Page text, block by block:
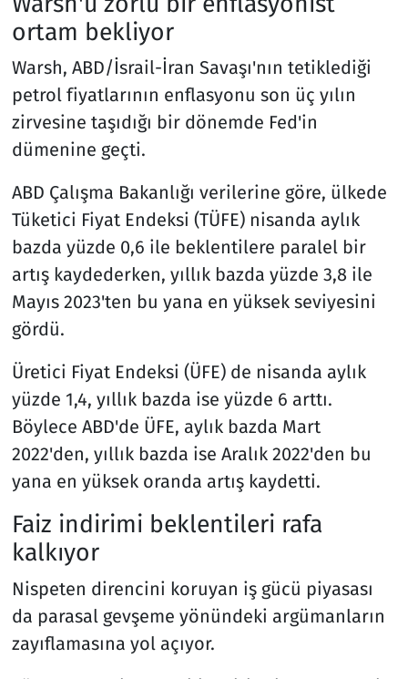
ortam bekliyor
Warsh, ABD/İsrail-İran Savaşı'nın tetiklediği
petrol fiyatlarının enflasyonu son üç yılın
zirvesine taşıdığı bir dönemde Fed'in
dümenine geçti.
ABD Çalışma Bakanlığı verilerine göre, ülkede
Tüketici Fiyat Endeksi (TÜFE) nisanda aylık
bazda yüzde 0,6 ile beklentilere paralel bir
artış kaydederken, yıllık bazda yüzde 3,8 ile
Mayıs 2023'ten bu yana en yüksek seviyesini
gördü.
Üretici Fiyat Endeksi (ÜFE) de nisanda aylık
yüzde 1,4, yıllık bazda ise yüzde 6 arttı.
Böylece ABD'de ÜFE, aylık bazda Mart
2022'den, yıllık bazda ise Aralık 2022'den bu
yana en yüksek oranda artış kaydetti.
Faiz indirimi beklentileri rafa
kalkıyor
Nispeten direncini koruyan iş gücü piyasası
da parasal gevşeme yönündeki argümanların
zayıflamasına yol açıyor.